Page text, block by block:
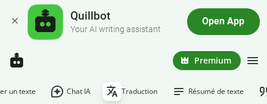
Quillbot
Your AI writing assistant
Open App
Premium
un texte Chat IA Traduction Résumé de texte